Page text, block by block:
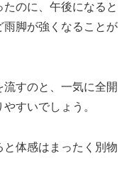
のに、午後になると
雨脚が強くなることが
すのと、一気に全開
すいでしょう。
体感はまったく別物